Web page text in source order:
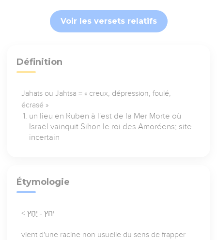
Voir les versets relatifs
Définition
Jahats ou Jahtsa = « creux, dépression, foulé,
écrasé »
un lieu en Ruben à l'est de la Mer Morte où
Israël vainquit Sihon le roi des Amoréens; site
incertain
Étymologie
< יהץ - יַהַץ
vient d'une racine non usuelle du sens de frapper